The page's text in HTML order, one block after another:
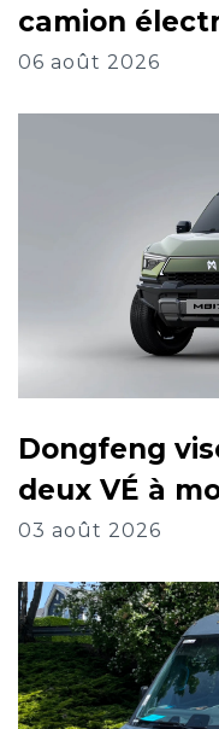
camion
06 août 2026
Dongfeng
deux VÉ à
03 août 2026